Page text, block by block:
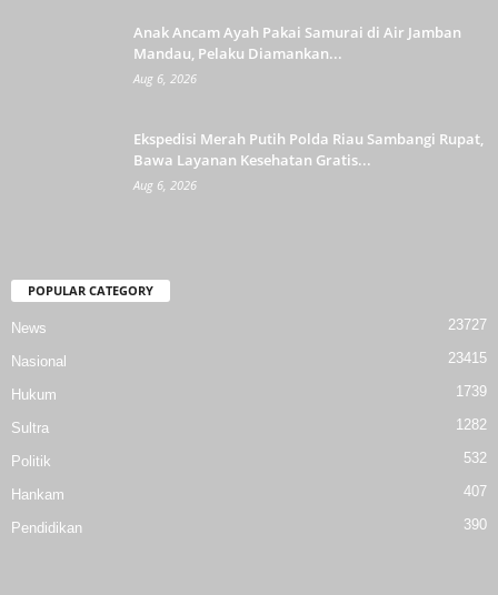
Anak Ancam Ayah Pakai Samurai di Air Jamban
Mandau, Pelaku Diamankan...
Aug 6, 2026
Ekspedisi Merah Putih Polda Riau Sambangi Rupat,
Bawa Layanan Kesehatan Gratis...
Aug 6, 2026
POPULAR CATEGORY
News 23727
Nasional 23415
Hukum 1739
Sultra 1282
Politik 532
Hankam 407
Pendidikan 390